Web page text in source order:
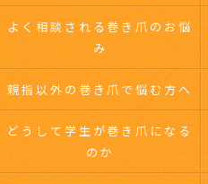
よく相談される巻き爪のお悩
み
親指以外の巻き爪で悩む方へ
どうして学生が巻き爪になる
のか